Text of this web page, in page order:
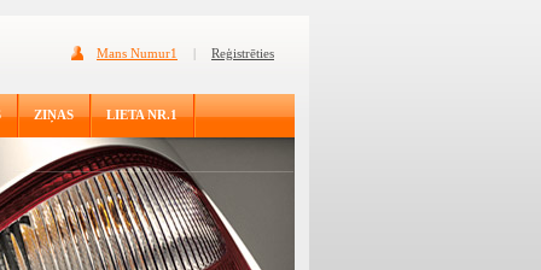
Mans Numur1 | Reģistrēties
ZIŅAS LIETA NR.1